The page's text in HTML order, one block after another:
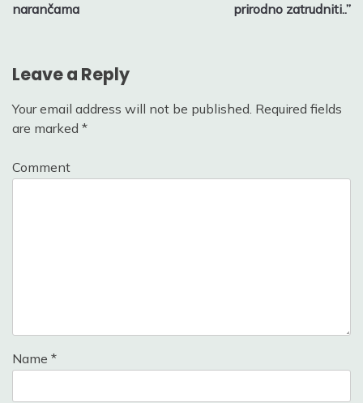
narančama
prirodno zatrudniti..”
Leave a Reply
Your email address will not be published. Required fields
are marked *
Comment
Name *